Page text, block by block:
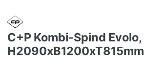
C+P Kombi-Spind Evolo,
H2090xB1200xT815mm